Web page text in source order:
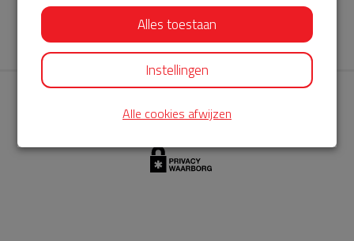
komende jaren. AED360-ProCardio is gespecialiseerd in de
levering en het onderhoud van Philips AED’s.
Alles toestaan
Instellingen
Alle cookies afwijzen